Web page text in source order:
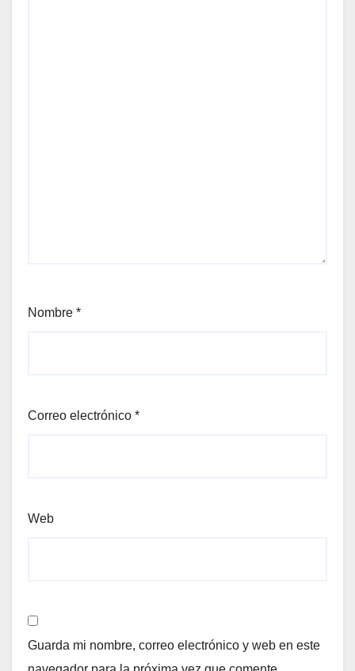
Nombre *
Correo electrónico *
Web
Guarda mi nombre, correo electrónico y web en este